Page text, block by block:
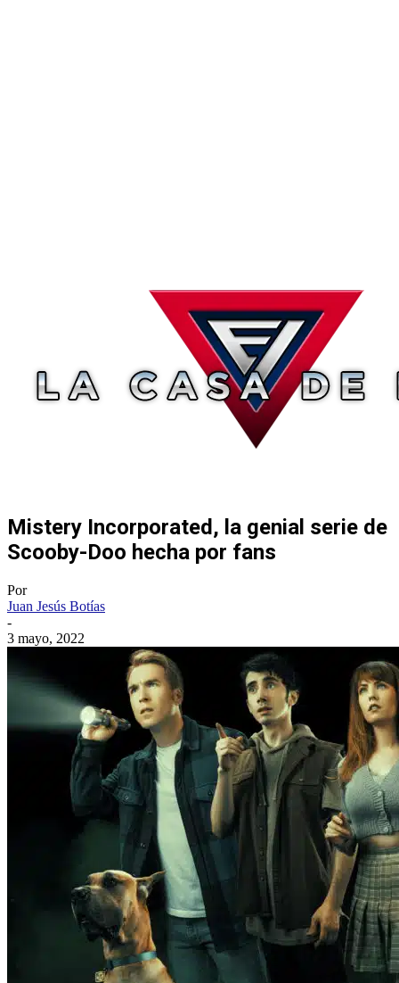
Mistery Incorporated, la genial serie de
Scooby-Doo hecha por fans
Por
Juan Jesús Botías
-
3 mayo, 2022